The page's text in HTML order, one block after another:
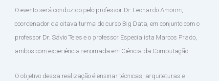
O evento será conduzido pelo professor Dr. Leonardo Amorim,
coordenador da oitava turma do curso Big Data, em conjunto com o
professor Dr. Sávio Teles e o professor Especialista Marcos Prado,
ambos com experiência renomada em Ciência da Computação.
O objetivo dessa realização é ensinar técnicas, arquiteturas e